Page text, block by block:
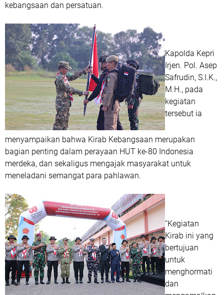
kebangsaan dan persatuan.
Kapolda Kepri
Irjen. Pol. Asep
Safrudin, S.I.K.,
M.H., pada
kegiatan
tersebut ia
menyampaikan bahwa Kirab Kebangsaan merupakan
bagian penting dalam perayaan HUT ke-80 Indonesia
merdeka, dan sekaligus mengajak masyarakat untuk
meneladani semangat para pahlawan.
“Kegiatan
Kirab ini yang
bertujuan
untuk
menghormati
dan